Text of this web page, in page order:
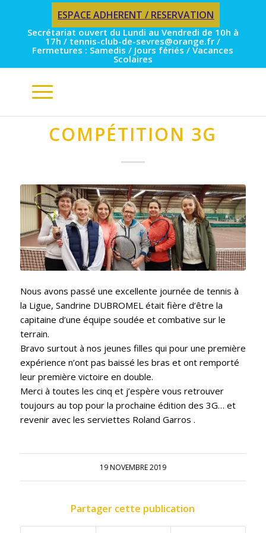
ESPACE ADHERENT / RESERVATION
Secrétariat ouvert du Lundi au Vendredi de 10h à
17h / tennis-club-de-sevres@orange.fr /
Fermetures : Samedis / Jours fériés / Vacances
Scolaires
COMPÉTITION 3G
Nous avons passé une excellente journée de tennis à
la Ligue, Sandrine DUBROMEL était fière d’être la
capitaine d’une équipe soudée et combative sur le
terrain.
Bravo surtout à nos jeunes filles qui pour une première
expérience n’ont pas baissé les bras et ont remporté
leur première victoire en double.
Merci à toutes les cinq et j’espère vous retrouver
toujours au top pour la prochaine édition des 3G… et
revenir avec les serviettes Roland Garros .
19 NOVEMBRE 2019
Partager cette publication